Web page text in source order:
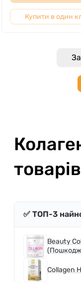
Купити в один
товарів
✅ ТОП-3
Beauty
Collagen